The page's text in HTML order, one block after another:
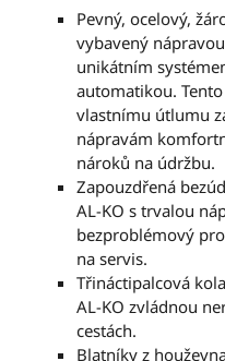
Pevný, ocelový,
vybavený
unikátním
automatikou.
vlastnímu útlumu
nápravám
nároků na údržbu.
Zapouzdřená
AL-KO s trvalou
bezproblémový
na servis.
Třináctipalcová
AL-KO zvládnou
cestách.
Blatníky z